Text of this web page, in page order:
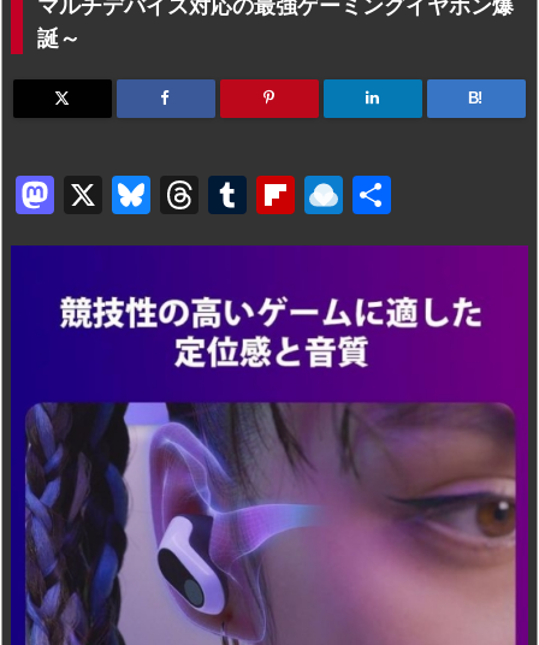
マルチデバイス対応の最強ゲーミングイヤホン爆
誕～
B!
M
a
o
n
X
Bl
u
s
T
hr
a
d
T
u
bl
r
Fl
ip
o
ar
R
ai
dr
o
io
有